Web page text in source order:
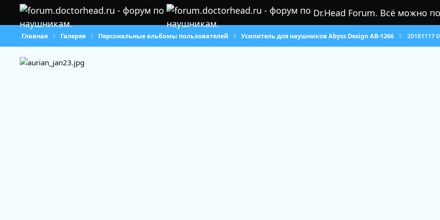
Перейти к содержанию
Dr.Head Forum. Всё можно
МедиаФорумыОбзоры
Главная Галерея Персональные альбомы пользователей Усилитель для наушников Abyss Design AB-1266 20181117